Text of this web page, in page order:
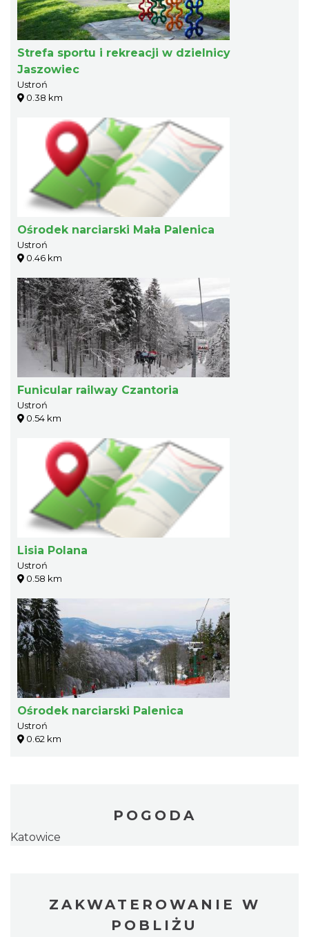
Strefa sportu i rekreacji w dzielnicy
Jaszowiec
Ustroń
0.38 km
Ośrodek narciarski Mała Palenica
Ustroń
0.46 km
Funicular railway Czantoria
Ustroń
0.54 km
Lisia Polana
Ustroń
0.58 km
Ośrodek narciarski Palenica
Ustroń
0.62 km
POGODA
Katowice
ZAKWATEROWANIE W
POBLIŻU